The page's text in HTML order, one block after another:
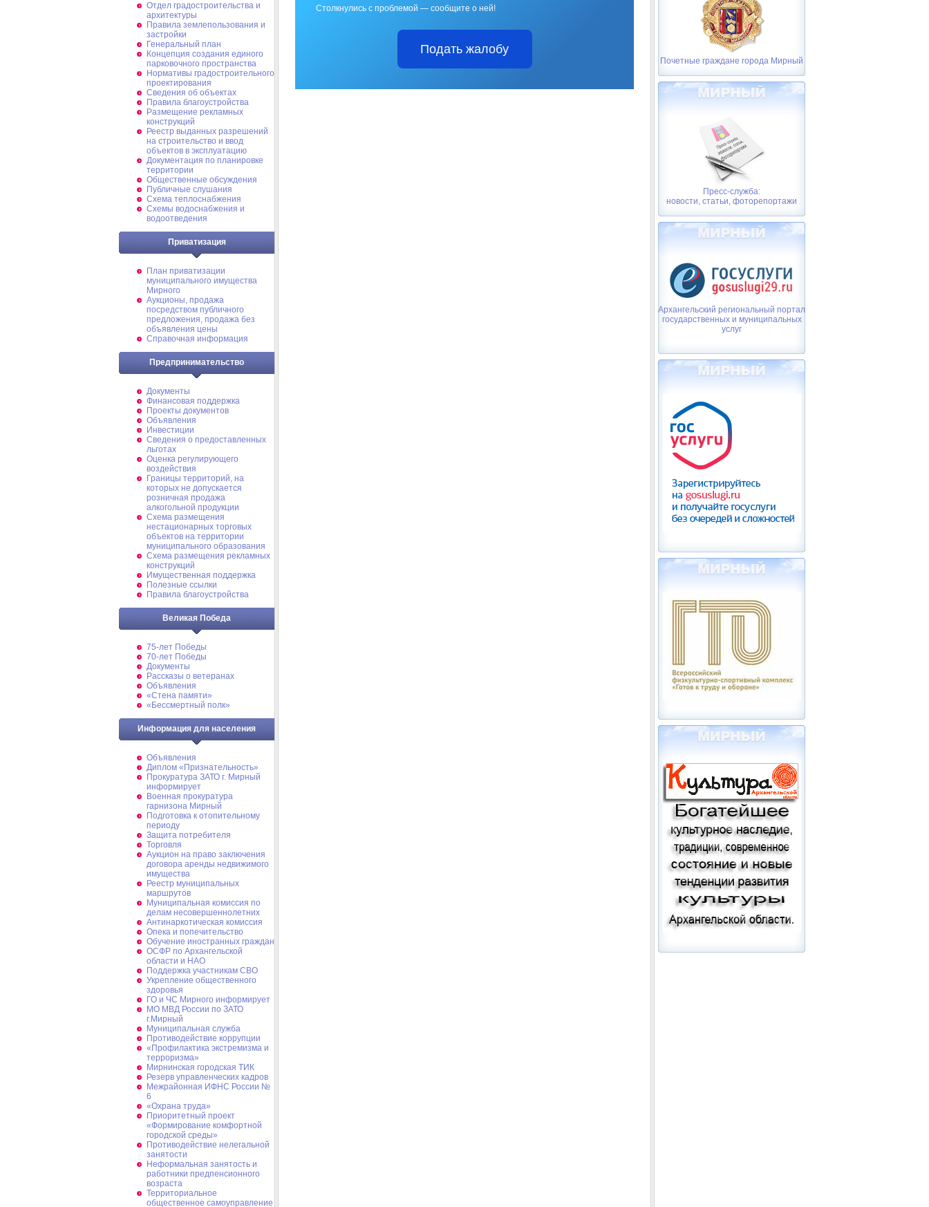
Отдел градостроительства и
архитектуры
Правила землепользования и
застройки
Генеральный план
Концепция создания единого
парковочного пространства
Нормативы градостроительного
проектирования
Сведения об объектах
Правила благоустройства
Размещение рекламных
конструкций
Реестр выданных разрешений
на строительство и ввод
объектов в эксплуатацию
Документация по планировке
территории
Общественные обсуждения
Публичные слушания
Схема теплоснабжения
Схемы водоснабжения и
водоотведения
Приватизация
План приватизации
муниципального имущества
Мирного
Аукционы, продажа
посредством публичного
предложения, продажа без
объявления цены
Справочная информация
Предпринимательство
Документы
Финансовая поддержка
Проекты документов
Объявления
Инвестиции
Сведения о предоставленных
льготах
Оценка регулирующего
воздействия
Границы территорий, на
которых не допускается
розничная продажа
алкогольной продукции
Схема размещения
нестационарных торговых
объектов на территории
муниципального образования
Схема размещения рекламных
конструкций
Имущественная поддержка
Полезные ссылки
Правила благоустройства
Великая Победа
75-лет Победы
70-лет Победы
Документы
Рассказы о ветеранах
Объявления
«Стена памяти»
«Бессмертный полк»
Информация для населения
Объявления
Диплом «Признательность»
Прокуратура ЗАТО г. Мирный
информирует
Военная прокуратура
гарнизона Мирный
Подготовка к отопительному
периоду
Защита потребителя
Торговля
Аукцион на право заключения
договора аренды недвижимого
имущества
Реестр муниципальных
маршрутов
Муниципальная комиссия по
делам несовершеннолетних
Антинаркотическая комиссия
Опека и попечительство
Обучение иностранных граждан
ОСФР по Архангельской
области и НАО
Поддержка участникам СВО
Укрепление общественного
здоровья
ГО и ЧС Мирного информирует
МО МВД России по ЗАТО
г.Мирный
Муниципальная cлужба
Противодействие коррупции
«Профилактика экстремизма и
терроризма»
Мирнинская городская ТИК
Резерв управленческих кадров
Межрайонная ИФНС России №
6
«Охрана труда»
Приоритетный проект
«Формирование комфортной
городской среды»
Противодействие нелегальной
занятости
Неформальная занятость и
работники предпенсионного
возраста
Территориальное
общественное самоуправление
Столкнулись с проблемой — сообщите о ней!
Подать жалобу
Почетные граждане города Мирный
Пресс-служба:
новости, статьи, фоторепортажи
Архангельский региональный портал
государственных и муниципальных
услуг